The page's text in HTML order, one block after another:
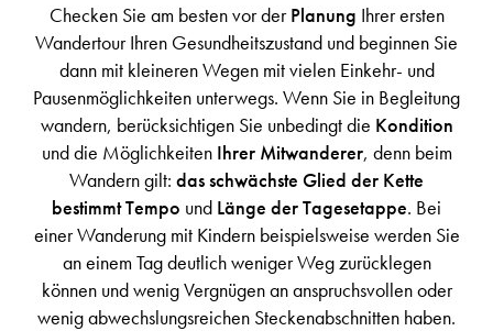
Checken Sie am besten vor derPlanung Ihrer ersten
Wandertour Ihren Gesundheitszustand und beginnen Sie
dann mit kleineren Wegen mit vielen Einkehr- und
Pausenmöglichkeiten unterwegs. Wenn Sie in Begleitung
wandern, berücksichtigen Sie unbedingt die Kondition
und die Möglichkeiten Ihrer Mitwanderer, denn beim
Wandern gilt: das schwächste Glied der Kette
bestimmt Tempo und Länge der Tagesetappe. Bei
einer Wanderung mit Kindern beispielsweise werden Sie
an einem Tag deutlich weniger Weg zurücklegen
können und wenig Vergnügen an anspruchsvollen oder
wenig abwechslungsreichen Steckenabschnitten haben.